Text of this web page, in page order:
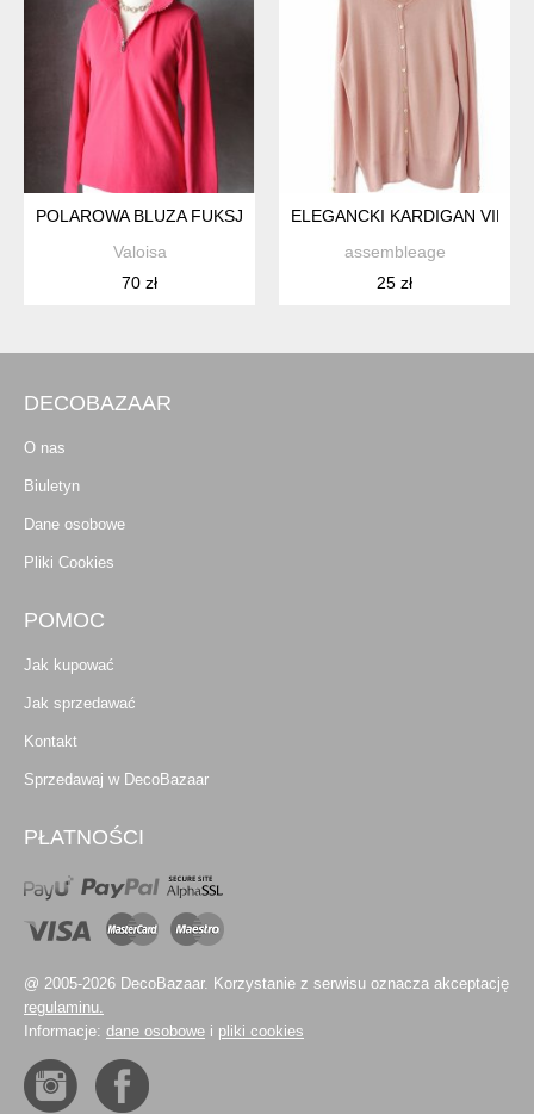
POLAROWA BLUZA FUKSJA KRYSZTAŁKI CIEPŁA S M
Valoisa
70 zł
ELEGANCKI KARDIGAN
assembleage
25 zł
DECOBAZAAR
O nas
Biuletyn
Dane osobowe
Pliki Cookies
POMOC
Jak kupować
Jak sprzedawać
Kontakt
Sprzedawaj w DecoBazaar
PŁATNOŚCI
@ 2005-2026 DecoBazaar. Korzystanie z serwisu oznacza akceptację
regulaminu.
Informacje: dane osobowe i pliki cookies